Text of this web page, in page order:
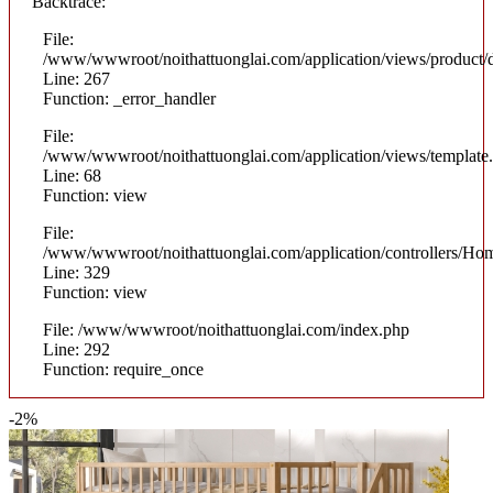
File:
/www/wwwroot/noithattuonglai.com/application/views/product/
Line: 267
Function: _error_handler
File:
/www/wwwroot/noithattuonglai.com/application/views/
Line: 68
Function: view
File:
/www/wwwroot/noithattuonglai.com/application/controllers/
Line: 329
Function: view
File: /www/wwwroot/noithattuonglai.com/index.php
Line: 292
Function: require_once
-2%